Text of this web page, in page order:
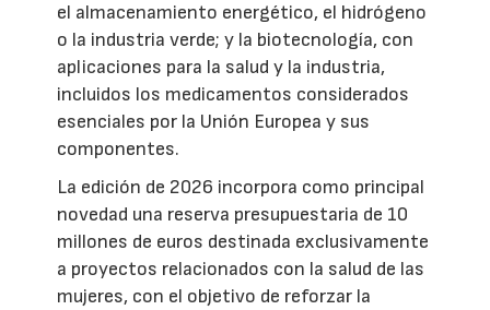
el almacenamiento energético, el hidrógeno
o la industria verde; y la biotecnología, con
aplicaciones para la salud y la industria,
incluidos los medicamentos considerados
esenciales por la Unión Europea y sus
componentes.
La edición de 2026 incorpora como principal
novedad una reserva presupuestaria de 10
millones de euros destinada exclusivamente
a proyectos relacionados con la salud de las
mujeres, con el objetivo de reforzar la